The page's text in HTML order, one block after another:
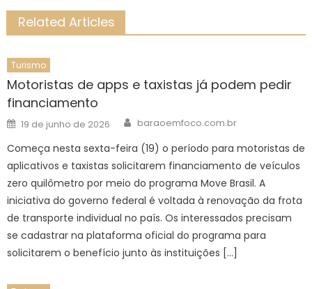
Related Articles
Turismo
Motoristas de apps e taxistas já podem pedir
financiamento
Posted
on
19 de junho de 2026 Author
baraoemfoco.com.br
Começa nesta sexta-feira (19) o período para motoristas de
aplicativos e taxistas solicitarem financiamento de veículos
zero quilômetro por meio do programa Move Brasil. A
iniciativa do governo federal é voltada à renovação da frota
de transporte individual no país. Os interessados precisam
se cadastrar na plataforma oficial do programa para
solicitarem o benefício junto às instituições […]